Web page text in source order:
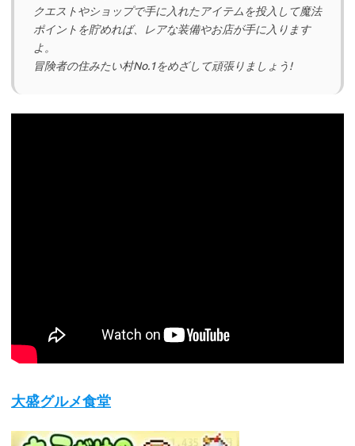
クエストやショップで手に入れたアイテムを投入して魔法
ポイントを貯めれば、レアな装備やお店が手に入ります
よ。
冒険者の住みたい村No.1をめざして頑張りましょう!
大盛グルメ食堂